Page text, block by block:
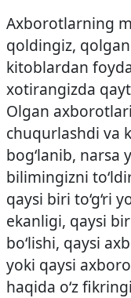
Axborotlarning
qoldingiz,
kitoblardan
xotirangizda
Olgan
chuqurlashdi va
bog‘lanib, narsa
bilimingizni
qaysi biri to‘g‘ri
ekanligi, qaysi
bo‘lishi, qaysi
yoki qaysi
haqida o‘z